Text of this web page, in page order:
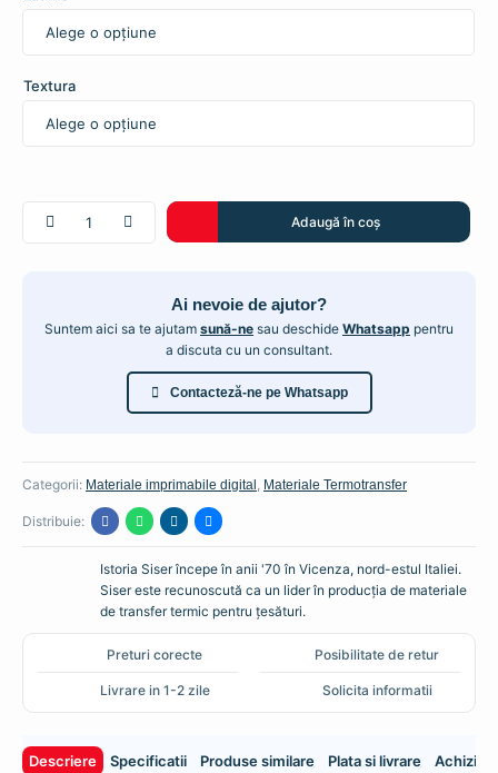
Textura
Termotransfer
Adaugă în coș
Ai nevoie de ajutor?
Suntem aici sa te ajutam sună-ne sau deschide Whatsapp pentru
a discuta cu un consultant.
Contacteză-ne pe Whatsapp
Categorii: Materiale imprimabile digital , Materiale Termotransfer
Distribuie:
Istoria Siser începe în anii '70 în Vicenza, nord-estul Italiei.
Siser este recunoscută ca un lider în producția de materiale
de transfer termic pentru țesături.
Preturi corecte Posibilitate de retur
Livrare in 1-2 zile Solicita informatii
Descriere Specificatii Produse similare Plata si livrare Achizitii